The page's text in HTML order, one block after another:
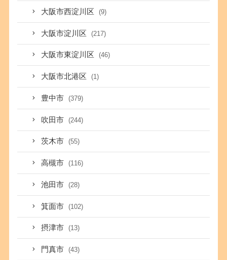
大阪市西淀川区 (9)
大阪市淀川区 (217)
大阪市東淀川区 (46)
大阪市北港区 (1)
豊中市 (379)
吹田市 (244)
茨木市 (55)
高槻市 (116)
池田市 (28)
箕面市 (102)
摂津市 (13)
門真市 (43)